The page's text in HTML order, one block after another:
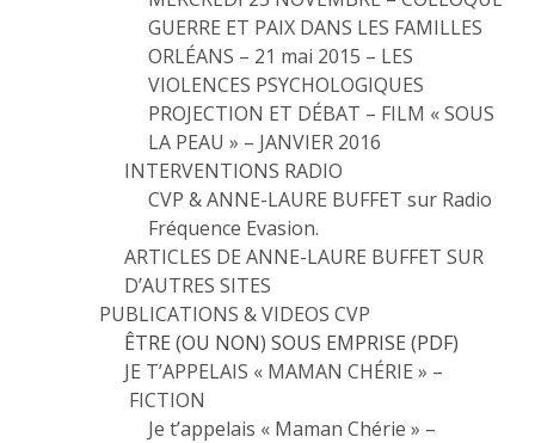
GUERRE ET PAIX DANS LES FAMILLES
ORLÉANS – 21 mai 2015 – LES
VIOLENCES PSYCHOLOGIQUES
PROJECTION ET DÉBAT – FILM « SOUS
LA PEAU » – JANVIER 2016
INTERVENTIONS RADIO
CVP & ANNE-LAURE BUFFET sur Radio
Fréquence Evasion.
ARTICLES DE ANNE-LAURE BUFFET SUR
D’AUTRES SITES
PUBLICATIONS & VIDEOS CVP
ÊTRE (OU NON) SOUS EMPRISE (PDF)
JE T’APPELAIS « MAMAN CHÉRIE » –
FICTION
Je t’appelais « Maman Chérie » –